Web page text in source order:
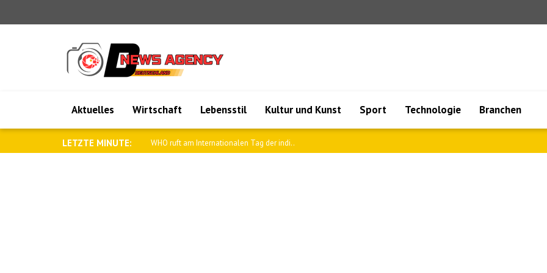
Aktuelles Wirtschaft Lebensstil Kultur und Kunst Sport Technologie Branchen
LETZTE MINUTE: Katar bekundet Unterstützung für Saudi-A..